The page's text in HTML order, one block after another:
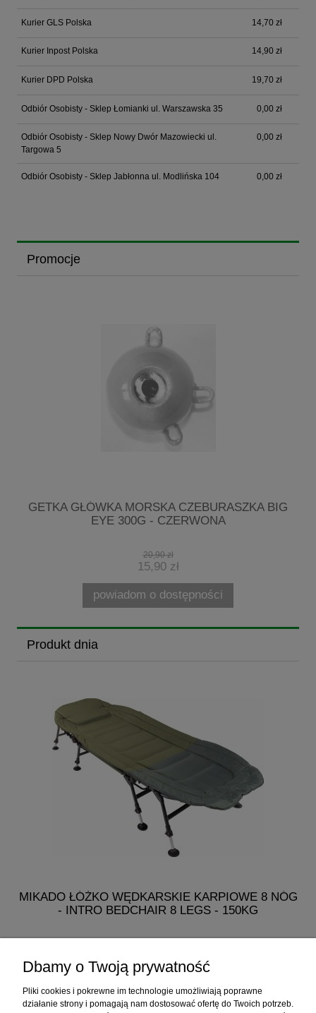
Kurier GLS Polska 14,70 zł
Kurier Inpost Polska 14,90 zł
Kurier DPD Polska 19,70 zł
Odbiór Osobisty - Sklep Łomianki ul. Warszawska 35 0,00 zł
Odbiór Osobisty - Sklep Nowy Dwór Mazowiecki ul.
Targowa 5
0,00 zł
Odbiór Osobisty - Sklep Jabłonna ul. Modlińska 104 0,00 zł
Promocje
GETKA GŁÓWKA MORSKA CZEBURASZKA BIG
EYE 300G - CZERWONA
20,90 zł
15,90 zł
powiadom o dostępności
Produkt dnia
MIKADO ŁÓŻKO WĘDKARSKIE KARPIOWE 8 NÓG
- INTRO BEDCHAIR 8 LEGS - 150KG
do koszyka
Dbamy o Twoją prywatność
Pliki cookies i pokrewne im technologie umożliwiają poprawne
działanie strony i pomagają nam dostosować ofertę do Twoich potrzeb.